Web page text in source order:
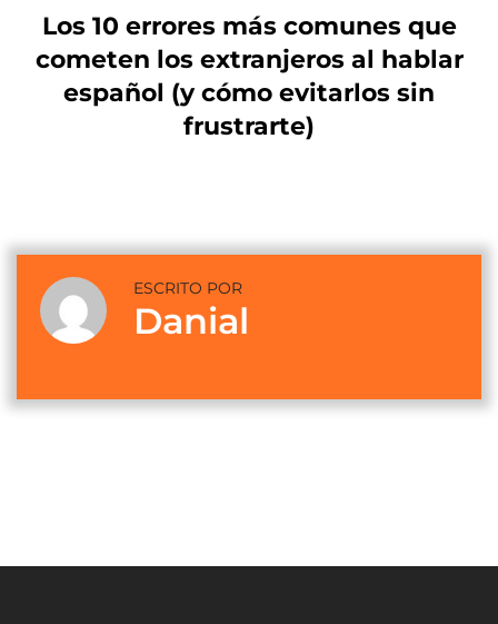
Los 10 errores más comunes que
cometen los extranjeros al hablar
español (y cómo evitarlos sin
frustrarte)
ESCRITO POR
Danial